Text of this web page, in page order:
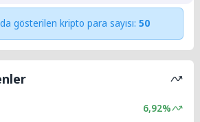
gösterilen kripto para sayısı:50
6,92%